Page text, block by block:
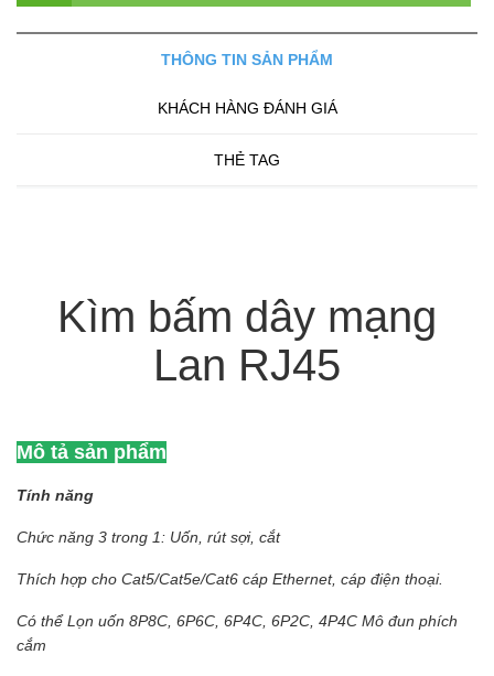
THÔNG TIN SẢN PHẨM
KHÁCH HÀNG ĐÁNH GIÁ
THẺ TAG
Kìm bấm dây mạng
Lan RJ45
Mô tả sản phẩm
Tính năng
Chức năng 3 trong 1: Uốn, rút sợi, cắt
Thích hợp cho Cat5/Cat5e/Cat6 cáp Ethernet, cáp điện thoại.
Có thể Lọn uốn 8P8C, 6P6C, 6P4C, 6P2C, 4P4C Mô đun phích
cắm